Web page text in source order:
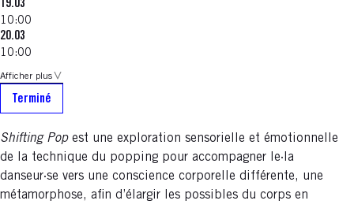
19.03
10:00
20.03
10:00
Afficher plus
Terminé
Shifting Popest une exploration sensorielle et émotionnelle
de la technique du popping pour accompagner le·la
danseur·se vers une conscience corporelle différente, une
métamorphose, afin d’élargir les possibles du corps en